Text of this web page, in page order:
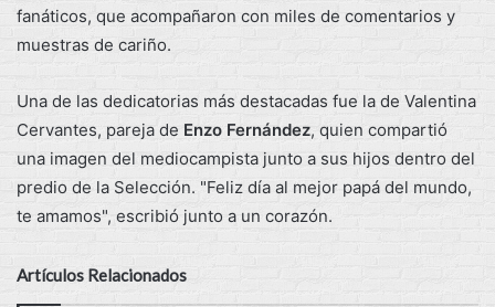
fanáticos, que acompañaron con miles de comentarios y
muestras de cariño.
Una de las dedicatorias más destacadas fue la de Valentina
Cervantes, pareja de Enzo Fernández, quien compartió
una imagen del mediocampista junto a sus hijos dentro del
predio de la Selección. "Feliz día al mejor papá del mundo,
te amamos", escribió junto a un corazón.
Artículos Relacionados